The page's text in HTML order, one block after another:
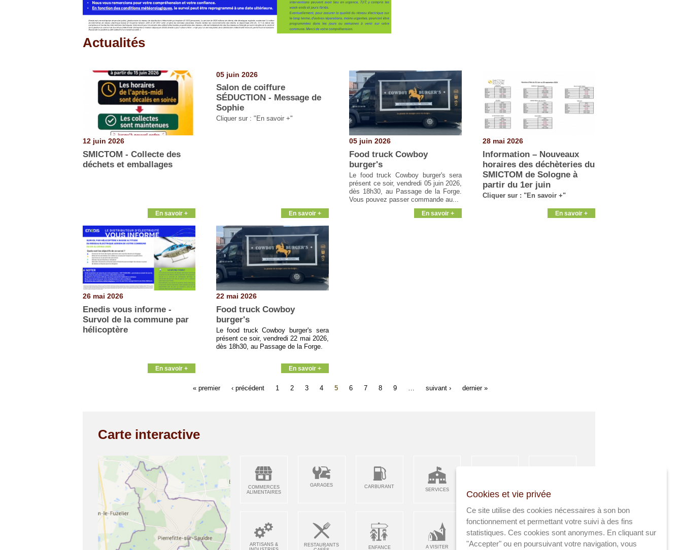
Actualités
12 juin 2026
SMICTOM - Collecte des
déchets et emballages
En savoir +
05 juin 2026
Salon de coiffure
SÉDUCTION - Message de
Sophie
Cliquer sur : "En savoir +"
En savoir +
05 juin 2026
Food truck Cowboy
burger's
Le food truck Cowboy burger's sera
présent ce soir, vendredi 05 juin 2026,
dès 18h30, au Passage de la Forge.
Vous pouvez passer commande au...
En savoir +
28 mai 2026
Information – Nouveaux
horaires des déchèteries du
SMICTOM de Sologne à
partir du 1er juin
Cliquer sur : "En savoir +"
En savoir +
26 mai 2026
Enedis vous informe -
Survol de la commune par
hélicoptère
En savoir +
22 mai 2026
Food truck Cowboy
burger's
Le food truck Cowboy burger's sera
présent ce soir, vendredi 22 mai 2026,
dès 18h30, au Passage de la Forge.
En savoir +
Pages
« premier ‹ précédent 1 2 3 4 5 6 7 8 9 suivant › dernier »
Carte interactive
COMMERCES
ALIMENTAIRES
GARAGES CARBURANT
SERVICES HÉBERGEMENT
ACTIVITÉS
SPORTIVES
ARTISANS &
RESTAURANTS
ENFANCE A VISITER SANTÉ AGRICULTEURS
Cookies et vie privée
Ce site utilise des cookies nécessaires à son bon
fonctionnement et permettant votre suivi à des fins
statistiques. Ces cookies sont anonymes. En cliquant sur
"Accepter" ou en poursuivant votre navigation, vous